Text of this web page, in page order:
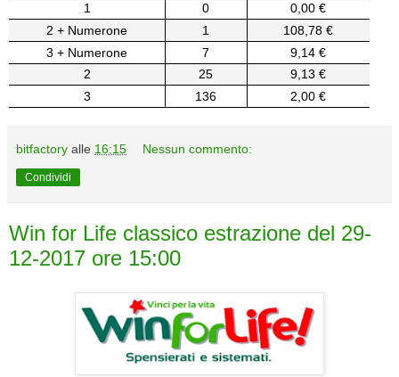
1
0
0,00 €
2 + Numerone
1
108,78 €
3 + Numerone
7
9,14 €
2
25
9,13 €
3
136 2,00 €
bitfactory alle 16:15 Nessun commento:
Condividi
Win for Life classico estrazione del 29-
12-2017 ore 15:00